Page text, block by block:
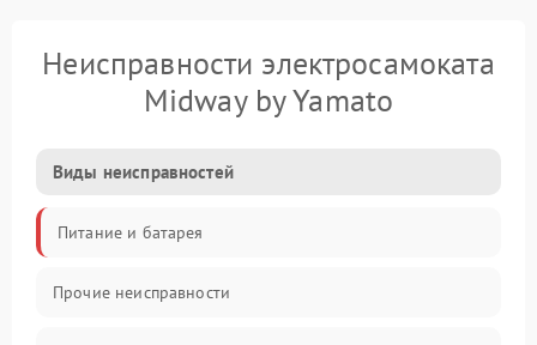
Неисправности электросамоката
Midway by Yamato
Виды неисправностей
Питание и батарея
Прочие неисправности